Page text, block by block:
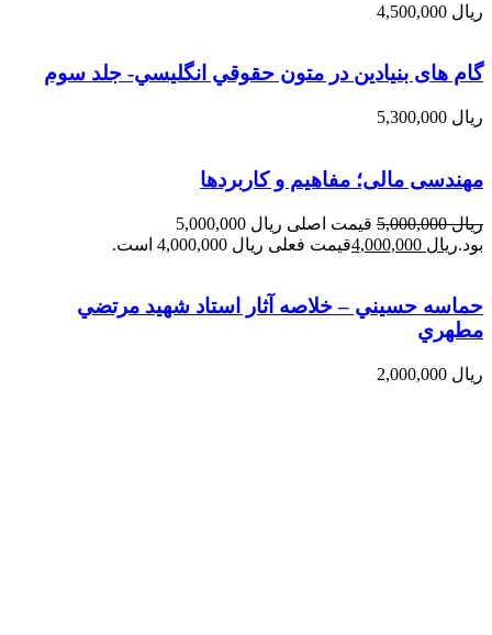
ریال
گام های بنیادین در متون حقوقي انگليسي- جلد سوم
ریال
مهندسی مالی؛ مفاهیم و کاربردها
ریال5,000,000
قیمت اصلی ریال 5,000,000
بود.ریال قیمت فعلی ریال 4,000,000 است.
حماسه حسيني – خلاصه آثار استاد شهيد مرتضي
مطهري
ریال